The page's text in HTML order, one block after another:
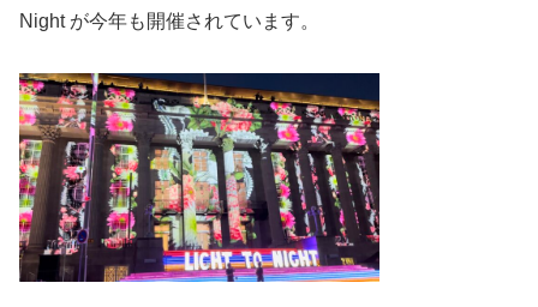
Night が今年も開催されています。